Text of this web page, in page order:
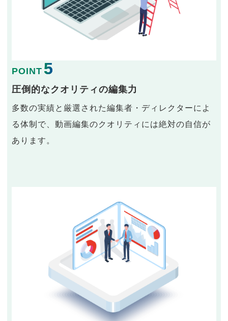
POINT 5
圧倒的なクオリティの編集力
多数の実績と厳選された編集者・ディレクターによ
る体制で、動画編集のクオリティには絶対の自信が
あります。